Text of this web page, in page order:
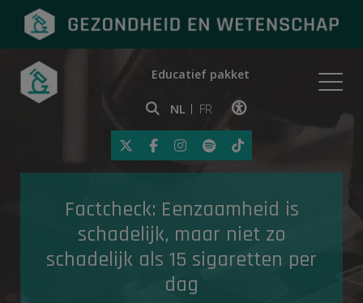
Onderwerpen
Gezondheid in de media
Educatief pakket
NL FR
Klik op deze link om
Factcheck: Eenzaamheid is
schadelijk, maar niet zo
schadelijk als 15 sigaretten per
dag